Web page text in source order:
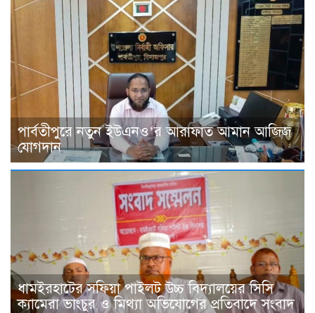
পার্বতীপুরে নতুন ইউএনও’র আরাফাত আমান আজিজ
যোগদান
ধামইরহাটের সফিয়া পাইলট উচ্চ বিদ্যালয়ের সিসি
ক্যামেরা ভাংচুর ও মিথ্যা অভিযোগের প্রতিবাদে সংবাদ